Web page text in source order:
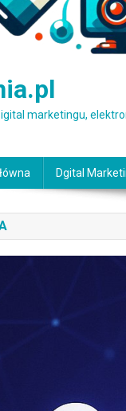
marketingu,
Dgital